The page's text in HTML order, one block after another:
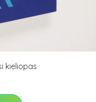
kieliopas